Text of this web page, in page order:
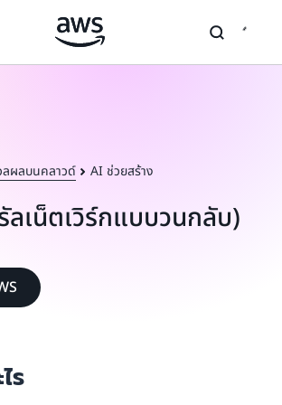
ลผลบนคลาวด์ AI ช่วยสร้าง
ลเน็ตเวิร์กแบบวนกลับ)
ร